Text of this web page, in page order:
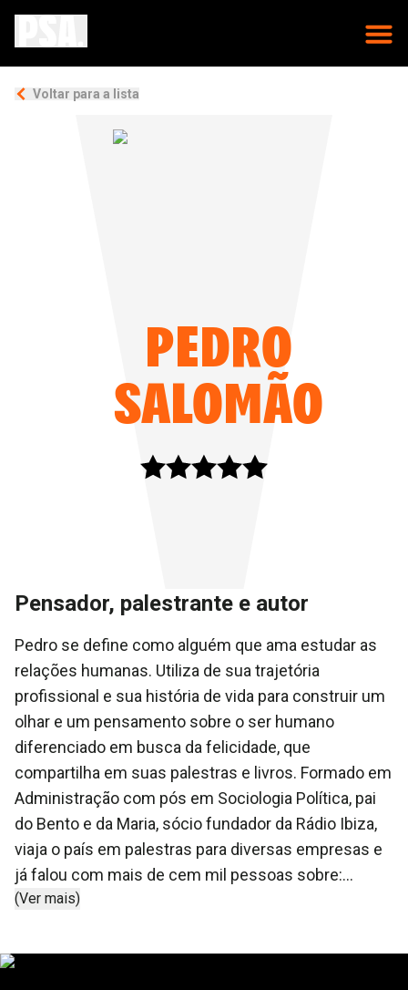
Voltar para a lista
PEDRO
SALOMÃO
Pensador, palestrante e autor
Pedro se define como alguém que ama estudar as
relações humanas. Utiliza de sua trajetória
profissional e sua história de vida para construir um
olhar e um pensamento sobre o ser humano
diferenciado em busca da felicidade, que
compartilha em suas palestras e livros. Formado em
Administração com pós em Sociologia Política, pai
do Bento e da Maria, sócio fundador da Rádio Ibiza,
viaja o país em palestras para diversas empresas e
já falou com mais de cem mil pessoas sobre:
Autoconhecimento, Felicidade, liderança,
Autor de diversos livros, foi finalista do Prêmio
(Ver mais)